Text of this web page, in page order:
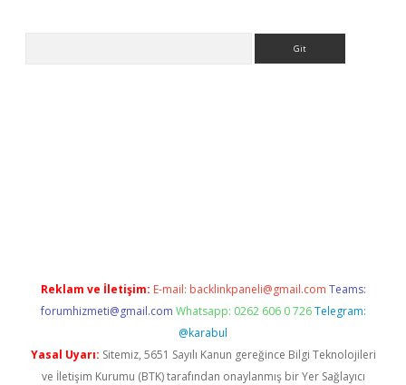
Reklam ve İletişim: E-mail: backlinkpaneli@gmail.com Teams:
forumhizmeti@gmail.com Whatsapp: 0262 606 0 726 Telegram:
@karabul
Yasal Uyarı: Sitemiz, 5651 Sayılı Kanun gereğince Bilgi Teknolojileri
ve İletişim Kurumu (BTK) tarafından onaylanmış bir Yer Sağlayıcı